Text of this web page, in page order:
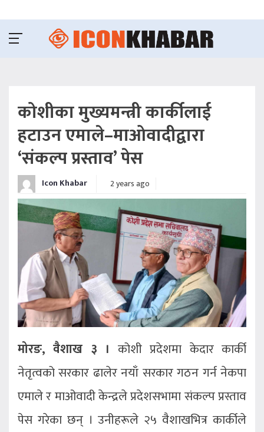
कोशीका मुख्यमन्त्री कार्कीलाई
हटाउन एमाले–माओवादीद्वारा
‘संकल्प प्रस्ताव’ पेस
Icon Khabar 2 years ago
मोरङ, वैशाख ३ । कोशी प्रदेशमा केदार कार्की
नेतृत्वको सरकार ढालेर नयाँ सरकार गठन गर्न नेकपा
एमाले र माओवादी केन्द्रले प्रदेशसभामा संकल्प प्रस्ताव
पेस गरेका छन् । उनीहरूले २५ वैशाखभित्र कार्कीले